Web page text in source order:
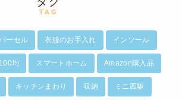
TAG
ーセル 衣服のお手入れ インソール
100均 スマートホーム Amazon購入品
キッチンまわり 収納 ミニ四駆